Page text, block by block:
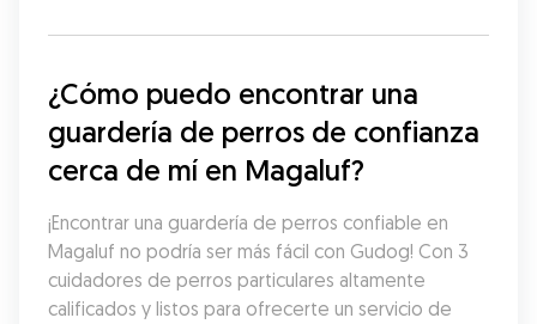
¿Cómo puedo encontrar una
guardería de perros de confianza
cerca de mí en Magaluf?
¡Encontrar una guardería de perros confiable en
Magaluf no podría ser más fácil con Gudog! Con 3
cuidadores de perros particulares altamente
calificados y listos para ofrecerte un servicio de